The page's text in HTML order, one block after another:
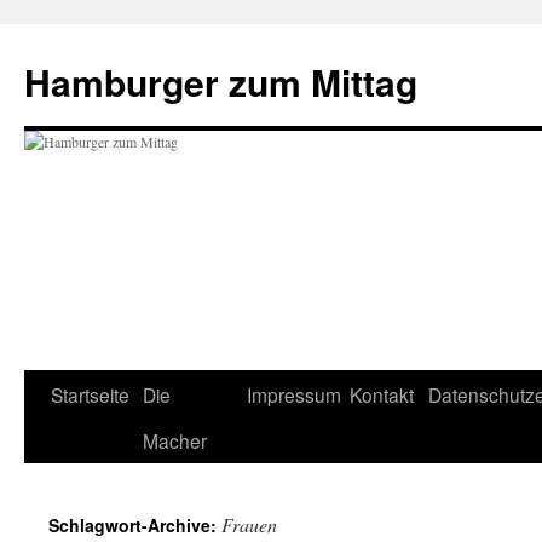
Hamburger zum Mittag
Zum
Startseite Die
Macher
Impressum Kontakt
Schlagwort-Archive: Frauen